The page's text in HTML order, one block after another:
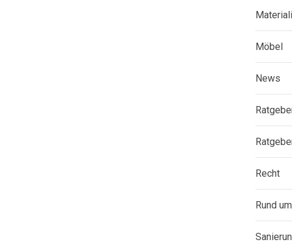
Möbel
News
Recht
Rund